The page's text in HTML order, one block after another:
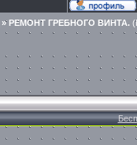
»РЕМОНТ ГРЕБНОГО ВИНТА.